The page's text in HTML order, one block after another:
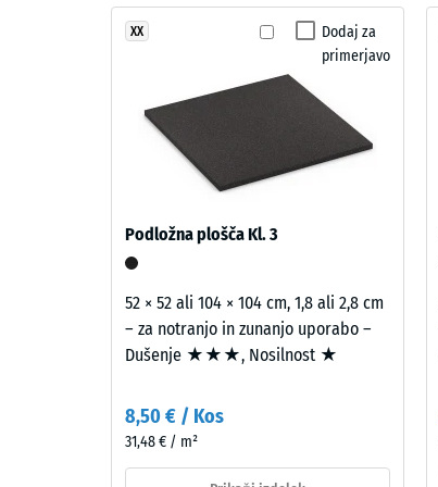
struktura
Angleška
zelenih
nasičen
videz,
spominja
travnato
površino.
Dodaj za
primerjavo
XX
Podložna plošča Kl. 3
52 × 52 ali 104 × 104 cm, 1,8 ali 2,8 cm
– za notranjo in zunanjo uporabo –
Dušenje ★★★, Nosilnost ★
8,50 € / Kos
31,48 € / m²